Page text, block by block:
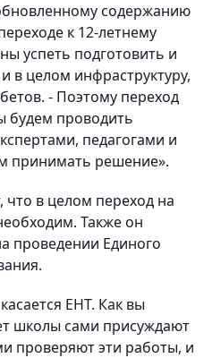
содержанию
к 12-летнему
успеть подготовить и
в целом инфраструктуру,
- Поэтому переход
будем проводить
педагогами и
принимать решение».
что в целом переход на
Также он
проведении Единого
ЕНТ. Как вы
школы сами присуждают
проверяют эти работы, и